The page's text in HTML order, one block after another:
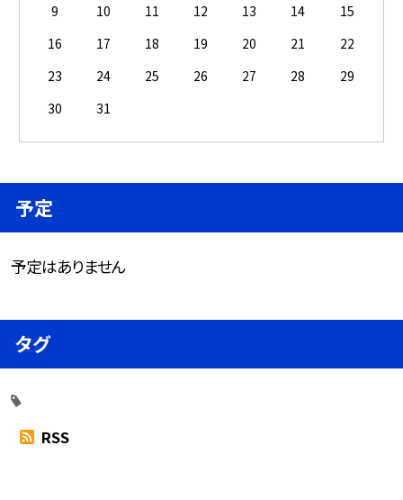
9
10 11 12 13 14
15
16
17 18 19 20 21
22
23
24 25 26 27 28
29
30
31
予定
予定はありません
タグ
RSS